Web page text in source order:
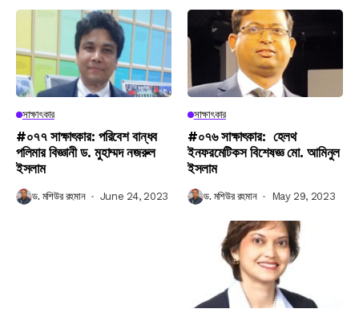
সাক্ষাৎকার
#০৭৭ সাক্ষাৎকার: পরিবেশ বান্ধব
পলিমার বিজ্ঞানী ড. মুহাম্মদ নজরুল
ইসলাম
ড. মশিউর রহমান June 24, 2023
সাক্ষাৎকার
#০৭৬ সাক্ষাৎকার: হেলথ
ইনফরমেটিকস বিশেষজ্ঞ মো. আমিনুল
ইসলাম
ড. মশিউর রহমান May 29, 2023